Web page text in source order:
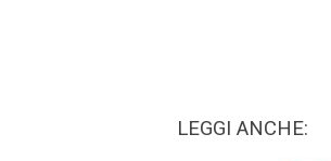
LEGGI ANCHE: